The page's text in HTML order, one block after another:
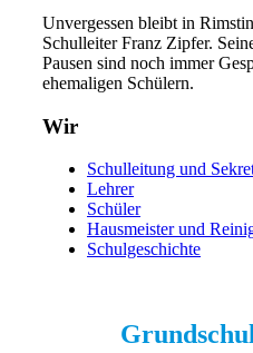
Unvergessen bleibt in
Schulleiter Franz Zipfer.
Pausen sind noch immer
ehemaligen Schülern.
Wir
Schulleitung und
Lehrer
Schüler
Hausmeister und
Schulgeschichte